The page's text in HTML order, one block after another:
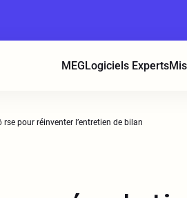
MEGLogiciels Experts
pour réinventer l’entretien de bilan